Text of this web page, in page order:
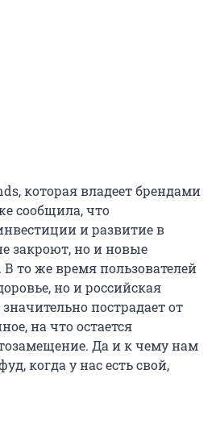
которая владеет брендами
сообщила, что
и развитие в
закроют, но и новые
то же время пользователей
но и российская
пострадает от
на что остается
Да и к чему нам
когда у нас есть свой,